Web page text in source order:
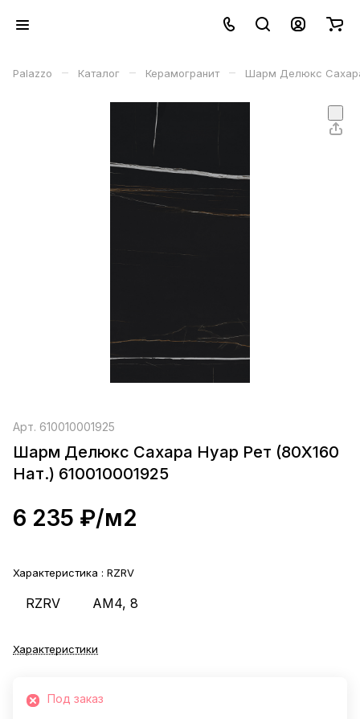
Palazzo – Каталог – Керамогранит – Шарм Делюкс Сахара
Арт. 610010001925
Шарм Делюкс Сахара Нуар Рет (80X160
Нат.) 610010001925
6 235 ₽/м2
Характеристика : RZRV
RZRV AM4, 8
Характеристики
Под заказ